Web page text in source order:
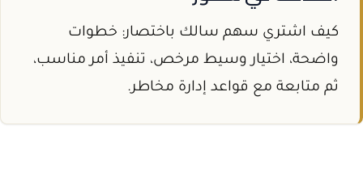
كيف اشتري سهم سالك باختصار: خطوات
واضحة، اختيار وسيط مرخص، تنفيذ أمر مناسب،
ثم متابعة مع قواعد إدارة مخاطر.